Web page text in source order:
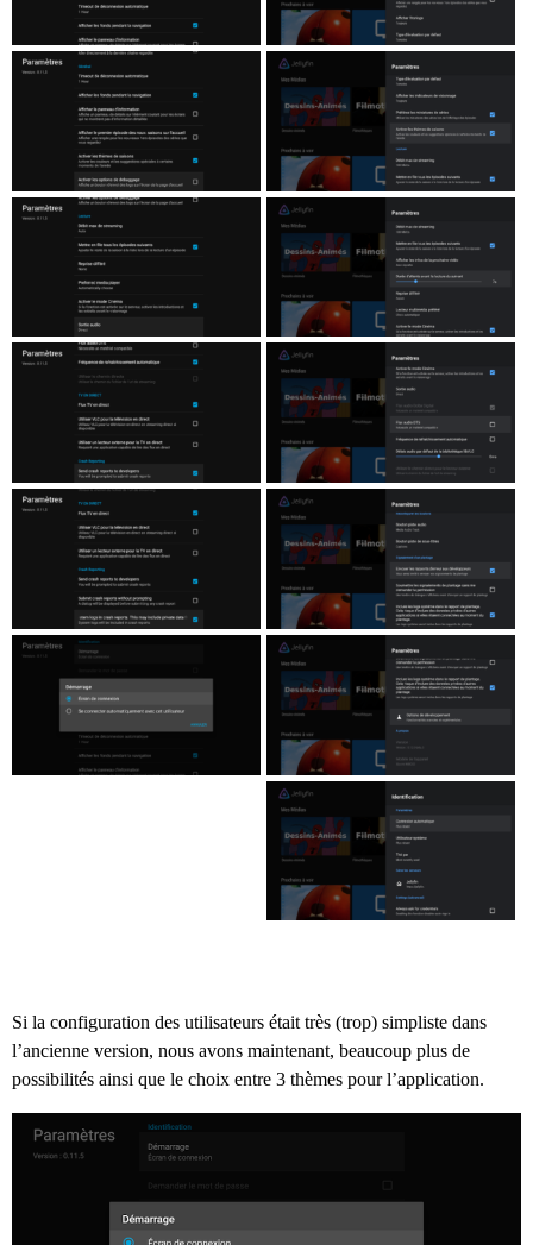
Si la configuration des utilisateurs était très (trop) simpliste dans
l’ancienne version, nous avons maintenant, beaucoup plus de
possibilités ainsi que le choix entre 3 thèmes pour l’application.